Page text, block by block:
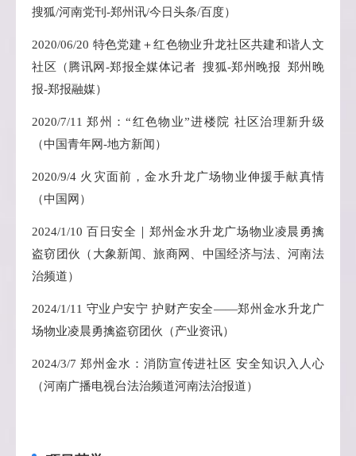
搜狐/河南党刊-郑州讯/今日头条/百度）
2020/06/20 特色党建＋红色物业升龙社区共建和谐人文
社区（腾讯网-郑报全媒体记者 搜狐-郑州晚报 郑州晚
报-郑报融媒）
2020/7/11 郑州：“红色物业”进楼院 社区治理新升级
（中国青年网-地方新闻）
2020/9/4 火灾面前，金水升龙广场物业伸援手献真情
（中国网）
2024/1/10 百日安全｜郑州金水升龙广场物业凌晨勇擒
盗窃团伙（大象新闻、旅商网、中国经济与法、河南法
治频道）
2024/1/11 守业户安宁 护财产安全——郑州金水升龙广
场物业凌晨勇擒盗窃团伙（产业资讯）
2024/3/7 郑州金水：消防宣传进社区 安全知识入人心
（河南广播电视台法治频道河南法治报道）